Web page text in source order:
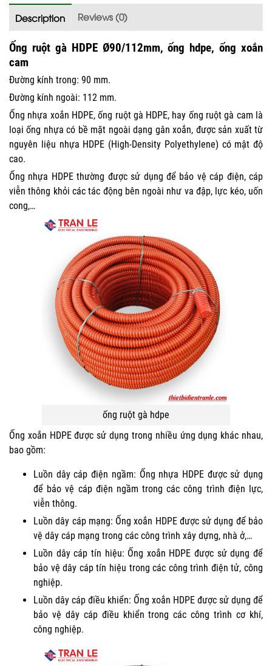
Description Reviews (0)
Ống ruột gà HDPE Ø90/112mm, ống hdpe, ống xoắn
cam
Đường kính trong: 90 mm.
Đường kính ngoài: 112 mm.
Ống nhựa xoắn HDPE, ống ruột gà HDPE, hay ống ruột gà cam là
loại ống nhựa có bề mặt ngoài dạng gân xoắn, được sản xuất từ
nguyên liệu nhựa HDPE (High-Density Polyethylene) có mật độ
cao.
Ống nhựa HDPE thường được sử dụng để bảo vệ cáp điện, cáp
viễn thông khỏi các tác động bên ngoài như va đập, lực kéo, uốn
cong,…
ống ruột gà hdpe
Ống xoắn HDPE được sử dụng trong nhiều ứng dụng khác nhau,
bao gồm:
Luồn dây cáp điện ngầm: Ống nhựa HDPE được sử dụng
để bảo vệ cáp điện ngầm trong các công trình điện lực,
viễn thông.
Luồn dây cáp mạng: Ống xoắn HDPE được sử dụng để bảo
vệ dây cáp mạng trong các công trình xây dựng, nhà ở,…
Luồn dây cáp tín hiệu: Ống xoắn HDPE được sử dụng để
bảo vệ dây cáp tín hiệu trong các công trình điện tử, công
nghiệp.
Luồn dây cáp điều khiển: Ống xoắn HDPE được sử dụng để
bảo vệ dây cáp điều khiển trong các công trình cơ khí,
công nghiệp.